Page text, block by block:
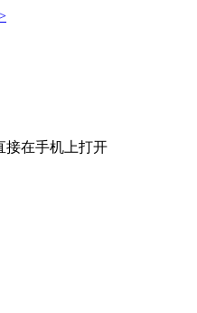
接在手机上打开